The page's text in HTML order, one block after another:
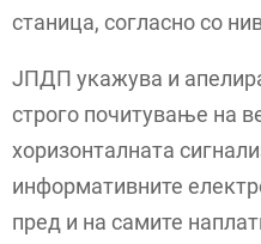
станица, согласно со
ЈПДП укажува и
строго почитување на
хоризонталната
информативните
пред и на самите